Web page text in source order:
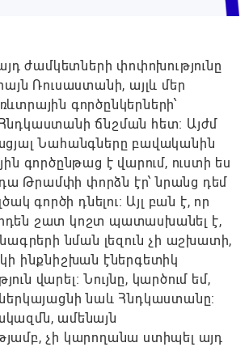
ժամկետների փոփոխությունը
Ռուսաստանի, այլև մեր
գործընկերների՝
ճնշման հետ։ Այժմ
Նահանգները բավականին
գործընթաց է վարում, ուստի ես
դա Թրամփի փորձն էր՝ նրանց դեմ
գործի դնելու։ Այլ բան է, որ
շատ կոշտ պատասխանել է,
նման լեզուն չի աշխատի,
ինքնիշխան էներգետիկ
վարել։ Նույնը, կարծում եմ,
նաև Հնդկաստանը:
ամենայն
չի կարողանա ստիպել այդ